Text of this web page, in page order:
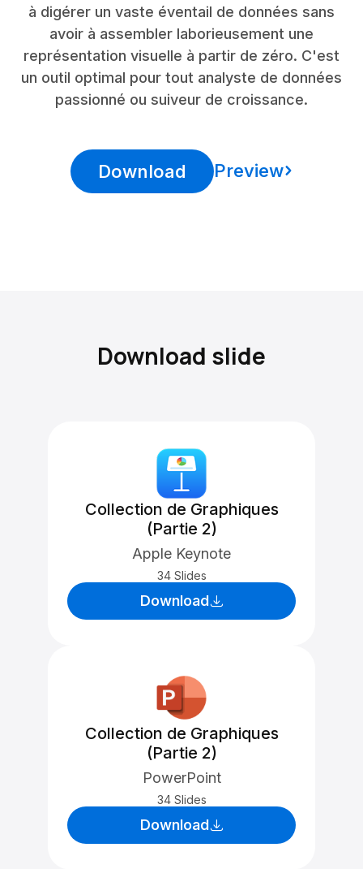
à digérer un vaste éventail de données sans
avoir à assembler laborieusement une
représentation visuelle à partir de zéro. C'est
un outil optimal pour tout analyste de données
passionné ou suiveur de croissance.
Download Preview
Download slide
Collection de Graphiques
(Partie 2)
Apple Keynote
34 Slides
Download
Collection de Graphiques
(Partie 2)
PowerPoint
34 Slides
Download